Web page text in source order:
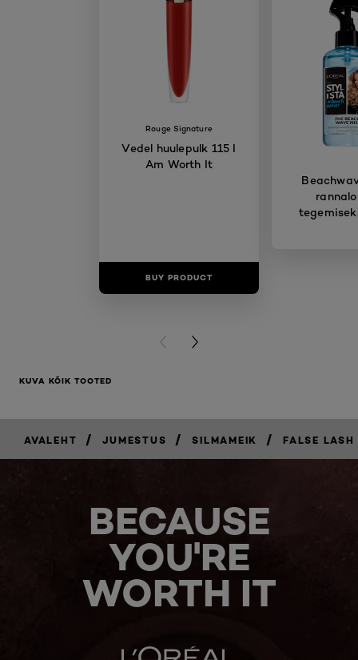
Rouge Signature
Vedel huulepulk 115 I
Am Worth It
BUY PRODUCT
PREVIOUS CARD
NEXT CARD
KUVA KÕIK TOOTED
AVALEHT / JUMESTUS / SILMAMEIK / FALSE LASH
BECAUSE
YOU'RE
WORTH IT